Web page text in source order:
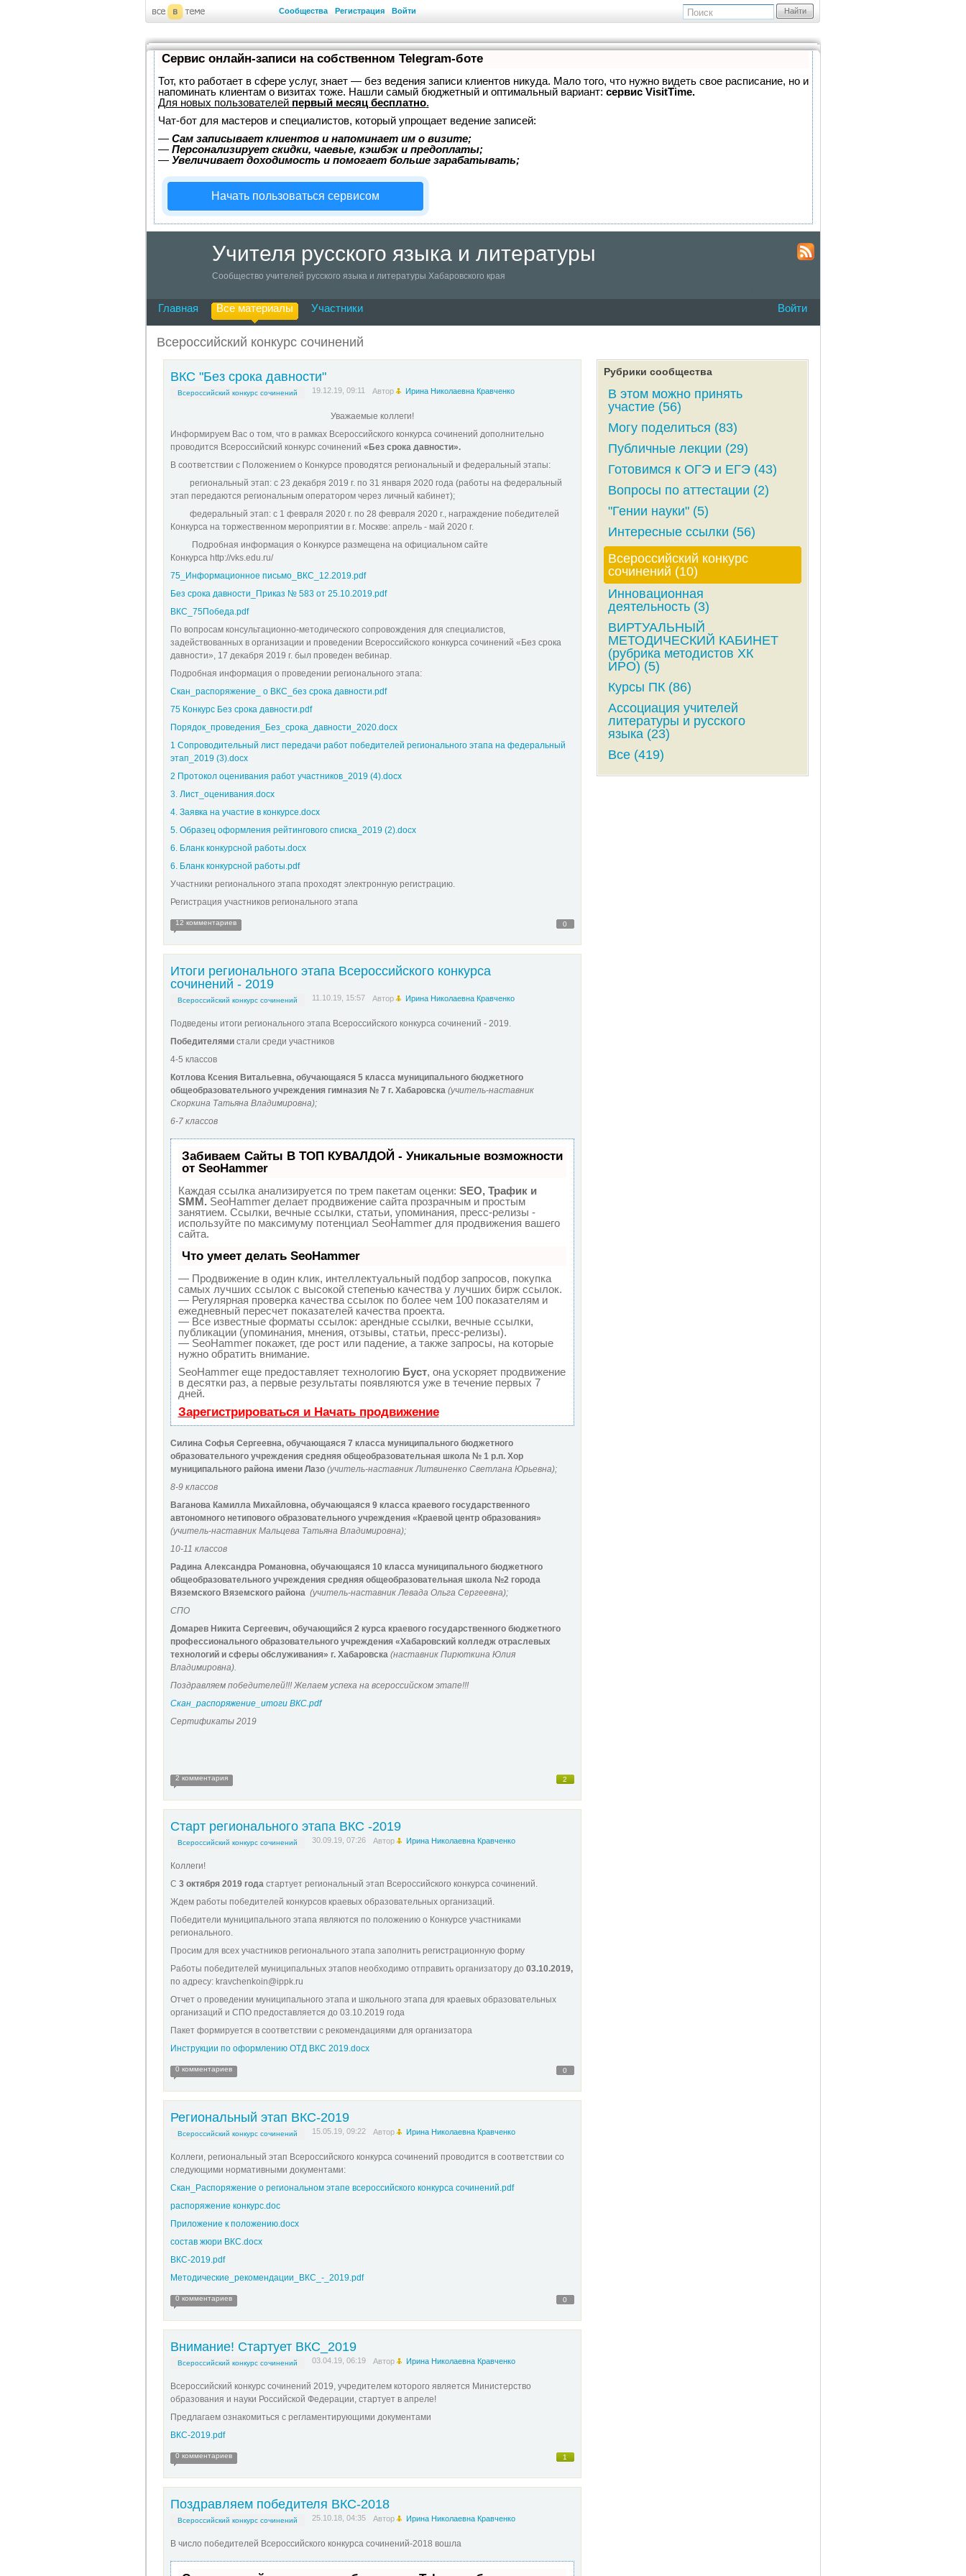
Сообщества Регистрация Войти Найти
Сервис онлайн-записи на собственном Telegram-боте
Тот, кто работает в сфере услуг, знает — без ведения записи клиентов никуда. Мало того, что нужно видеть свое расписание, но и
напоминать клиентам о визитах тоже. Нашли самый бюджетный и оптимальный вариант: сервис VisitTime.
Для новых пользователей первый месяц бесплатно.
Чат-бот для мастеров и специалистов, который упрощает ведение записей:
— Сам записывает клиентов и напоминает им о визите;
— Персонализирует скидки, чаевые, кэшбэк и предоплаты;
— Увеличивает доходимость и помогает больше зарабатывать;
Начать пользоваться сервисом
Учителя русского языка и литературы
Сообщество учителей русского языка и литературы Хабаровского края
Главная Все материалы Участники Войти
Всероссийский конкурс сочинений
ВКС "Без срока давности"
Всероссийский конкурс сочинений 19.12.19, 09:11 Автор Ирина Николаевна Кравченко
Уважаемые коллеги!
Информируем Вас о том, что в рамках Всероссийского конкурса сочинений дополнительно
проводится Всероссийский конкурс сочинений «Без срока давности».
В соответствии с Положением о Конкурсе проводятся региональный и федеральный этапы:
региональный этап: с 23 декабря 2019 г. по 31 января 2020 года (работы на федеральный
этап передаются региональным оператором через личный кабинет);
федеральный этап: с 1 февраля 2020 г. по 28 февраля 2020 г., награждение победителей
Конкурса на торжественном мероприятии в г. Москве: апрель - май 2020 г.
Подробная информация о Конкурсе размещена на официальном сайте
Конкурса http://vks.edu.ru/
75_Информационное письмо_ВКС_12.2019.pdf
Без срока давности_Приказ № 583 от 25.10.2019.pdf
ВКС_75Победа.pdf
По вопросам консультационно-методического сопровождения для специалистов,
задействованных в организации и проведении Всероссийского конкурса сочинений «Без срока
давности», 17 декабря 2019 г. был проведен вебинар.
Подробная информация о проведении регионального этапа:
Скан_распоряжение_ о ВКС_без срока давности.pdf
75 Конкурс Без срока давности.pdf
Порядок_проведения_Без_срока_давности_2020.docx
1 Сопроводительный лист передачи работ победителей регионального этапа на федеральный
этап_2019 (3).docx
2 Протокол оценивания работ участников_2019 (4).docx
3. Лист_оценивания.docx
4. Заявка на участие в конкурсе.docx
5. Образец оформления рейтингового списка_2019 (2).docx
6. Бланк конкурсной работы.docx
6. Бланк конкурсной работы.pdf
Участники регионального этапа проходят электронную регистрацию.
Регистрация участников регионального этапа
0
12 комментариев
Итоги регионального этапа Всероссийского конкурса
сочинений - 2019
Всероссийский конкурс сочинений 11.10.19, 15:57 Автор Ирина Николаевна Кравченко
Подведены итоги регионального этапа Всероссийского конкурса сочинений - 2019.
Победителямистали среди участников
4-5 классов
Котлова Ксения Витальевна, обучающаяся 5 класса муниципального бюджетного
общеобразовательного учреждениягимназия № 7 г. Хабаровска (учитель-наставник
Скоркина Татьяна Владимировна);
6-7 классов
Забиваем Сайты В ТОП КУВАЛДОЙ - Уникальные возможности
от SeoHammer
Каждая ссылка анализируется по трем пакетам оценки: SEO, Трафик и
SMM. SeoHammer делает продвижение сайта прозрачным и простым
занятием. Ссылки, вечные ссылки, статьи, упоминания, пресс-релизы -
используйте по максимуму потенциал SeoHammer для продвижения вашего
сайта.
Что умеет делать SeoHammer
— Продвижение в один клик, интеллектуальный подбор запросов, покупка
самых лучших ссылок с высокой степенью качества у лучших бирж ссылок.
— Регулярная проверка качества ссылок по более чем 100 показателям и
ежедневный пересчет показателей качества проекта.
— Все известные форматы ссылок: арендные ссылки, вечные ссылки,
публикации (упоминания, мнения, отзывы, статьи, пресс-релизы).
— SeoHammer покажет, где рост или падение, а также запросы, на которые
нужно обратить внимание.
SeoHammer еще предоставляет технологию Буст, она ускоряет продвижение
в десятки раз, а первые результаты появляются уже в течение первых 7
дней.
Зарегистрироваться и Начать продвижение
Силина Софья Сергеевна, обучающаяся 7 класса муниципального бюджетного
образовательного учреждения средняя общеобразовательная школа № 1 р.п. Хор
муниципального района имени Лазо (учитель-наставник Литвиненко Светлана Юрьевна);
8-9 классов
Ваганова Камилла Михайловна, обучающаяся 9 класса краевого государственного
автономного нетипового образовательного учреждения «Краевой центр образования»
(учитель-наставник Мальцева Татьяна Владимировна);
10-11 классов
Радина Александра Романовна, обучающаяся 10 класса муниципального бюджетного
общеобразовательного учреждения средняя общеобразовательная школа №2 города
Вяземского Вяземского района (учитель-наставник Левада Ольга Сергеевна);
СПО
Домарев Никита Сергеевич, обучающийся 2 курса краевого государственного бюджетного
профессионального образовательного учреждения «Хабаровский колледж отраслевых
технологий и сферы обслуживания» г. Хабаровска(наставник Пирюткина Юлия
Владимировна).
Поздравляем победителей!!! Желаем успеха на всероссийском этапе!!!
Скан_распоряжение_итоги ВКС.pdf
Сертификаты 2019
2
2 комментария
Старт регионального этапа ВКС -2019
Всероссийский конкурс сочинений 30.09.19, 07:26 Автор Ирина Николаевна Кравченко
Коллеги!
С 3 октября 2019 годастартует региональный этап Всероссийского конкурса сочинений.
Ждем работы победителей конкурсов краевых образовательных организаций.
Победители муниципального этапа являются по положению о Конкурсе участниками
регионального.
Просим для всех участников регионального этапа заполнить регистрационную форму
Работы победителей муниципальных этапов необходимо отправить организатору до 03.10.2019,
по адресу: kravchenkoin@ippk.ru
Отчет о проведении муниципального этапа и школьного этапа для краевых образовательных
организаций и СПО предоставляется до 03.10.2019 года
Пакет формируется в соответствии с рекомендациями для организатора
Инструкции по оформлению ОТД ВКС 2019.docx
0
0 комментариев
Региональный этап ВКС-2019
Всероссийский конкурс сочинений 15.05.19, 09:22 Автор Ирина Николаевна Кравченко
Коллеги, региональный этап Всероссийского конкурса сочинений проводится в соответствии со
следующими нормативными документами:
Скан_Распоряжение о региональном этапе всероссийского конкурса сочинений.pdf
распоряжение конкурс.doc
Приложение к положению.docx
состав жюри ВКС.docx
ВКС-2019.pdf
Методические_рекомендации_ВКС_-_2019.pdf
0
0 комментариев
Внимание! Стартует ВКС_2019
Всероссийский конкурс сочинений 03.04.19, 06:19 Автор Ирина Николаевна Кравченко
Всероссийский конкурс сочинений 2019, учредителем которого является Министерство
образования и науки Российской Федерации, стартует в апреле!
Предлагаем ознакомиться с регламентирующими документами
ВКС-2019.pdf
1
0 комментариев
Поздравляем победителя ВКС-2018
Всероссийский конкурс сочинений 25.10.18, 04:35 Автор Ирина Николаевна Кравченко
В число победителей Всероссийского конкурса сочинений-2018 вошла
Рубрики сообщества
В этом можно принять
участие (56)
Могу поделиться (83)
Публичные лекции (29)
Готовимся к ОГЭ и ЕГЭ (43)
Вопросы по аттестации (2)
"Гении науки" (5)
Интересные ссылки (56)
Всероссийский конкурс
сочинений (10)
Инновационная
деятельность (3)
ВИРТУАЛЬНЫЙ
МЕТОДИЧЕСКИЙ КАБИНЕТ
(рубрика методистов ХК
ИРО) (5)
Курсы ПК (86)
Ассоциация учителей
литературы и русского
языка (23)
Все (419)